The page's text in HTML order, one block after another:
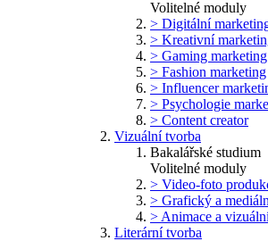
Volitelné moduly
> Digitální
> Kreativní
> Gaming marketing
> Fashion marketing
> Influencer
> Psychologie
> Content creator
Vizuální tvorba
Bakalářské studium
Volitelné moduly
> Video-foto
> Grafický a
> Animace a
Literární tvorba